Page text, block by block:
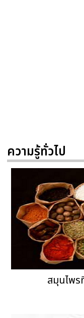
ความรู้ทั่วไป